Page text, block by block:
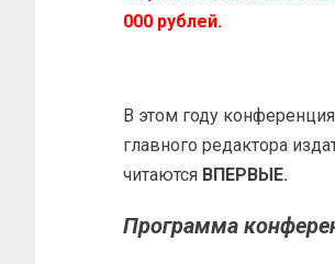
000 рублей.
В этом году
главного редактора
читаются ВПЕРВЫЕ.
Программа